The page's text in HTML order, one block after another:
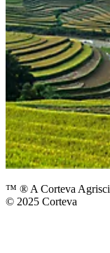
™ ® A Corteva
© 2025 Corteva